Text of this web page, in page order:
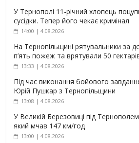
У Тернополі 11-річний хлопець
сусідки. Тепер його чекає кримінал
14:00 | 4.08.2026
На Тернопільщині рятувальники за
п’ять пожеж та врятували 50
13:33 | 4.08.2026
Під час виконання бойового
Юрій Пушкар з Тернопільщини
13:08 | 4.08.2026
У Великій Березовиці під
який мчав 147 км/год
13:00 | 4.08.2026